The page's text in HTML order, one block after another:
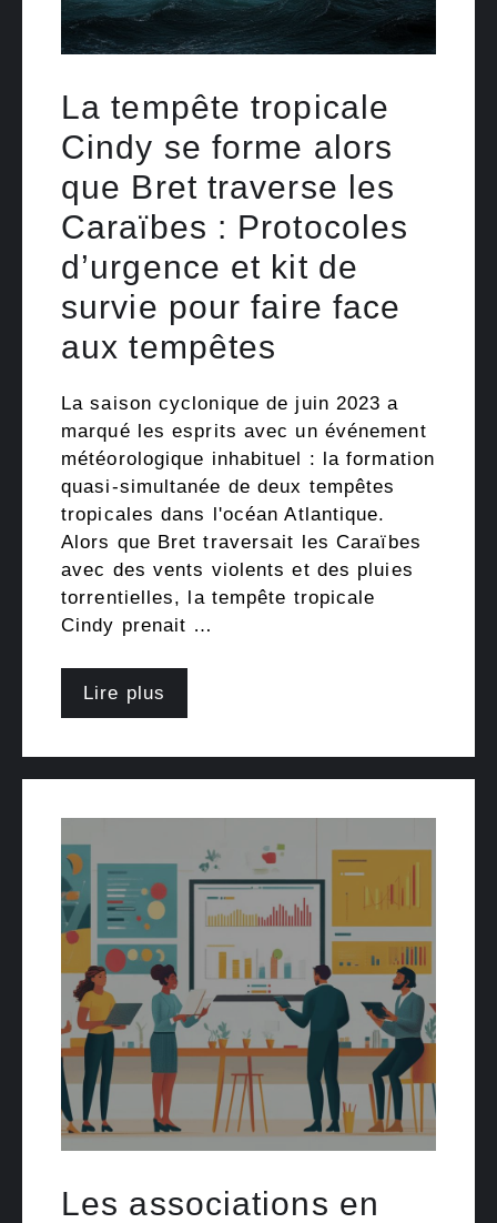
La tempête tropicale
Cindy se forme alors
que Bret traverse les
Caraïbes : Protocoles
d’urgence et kit de
survie pour faire face
aux tempêtes
La saison cyclonique de juin 2023 a
marqué les esprits avec un événement
météorologique inhabituel : la formation
quasi-simultanée de deux tempêtes
tropicales dans l'océan Atlantique.
Alors que Bret traversait les Caraïbes
avec des vents violents et des pluies
torrentielles, la tempête tropicale
Cindy prenait …
Lire plus
Les associations en